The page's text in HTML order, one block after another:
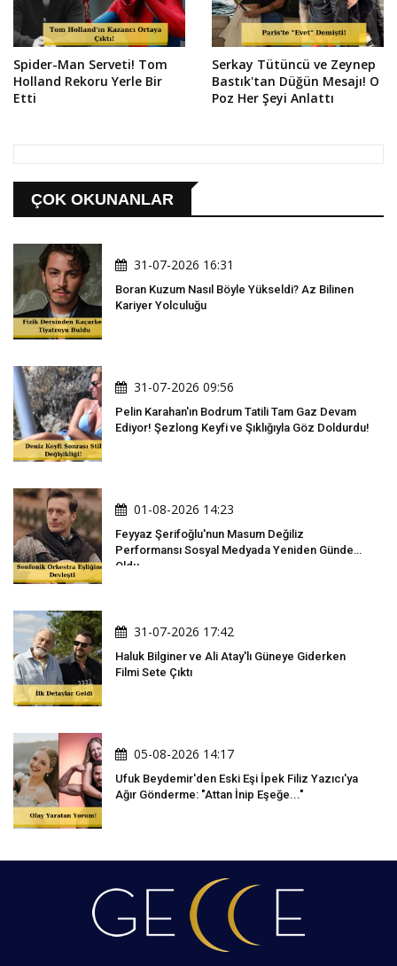
Spider-Man Serveti! Tom
Holland Rekoru Yerle Bir
Etti
Serkay Tütüncü ve Zeynep
Bastık'tan Düğün Mesajı! O
Poz Her Şeyi Anlattı
ÇOK OKUNANLAR
31-07-2026 16:31
Boran Kuzum Nasıl Böyle Yükseldi? Az Bilinen
Kariyer Yolculuğu
31-07-2026 09:56
Pelin Karahan'ın Bodrum Tatili Tam Gaz Devam
Ediyor! Şezlong Keyfi ve Şıklığıyla Göz Doldurdu!
01-08-2026 14:23
Feyyaz Şerifoğlu'nun Masum Değiliz
Performansı Sosyal Medyada Yeniden Gündem
Oldu
31-07-2026 17:42
Haluk Bilginer ve Ali Atay'lı Güneye Giderken
Filmi Sete Çıktı
05-08-2026 14:17
Ufuk Beydemir'den Eski Eşi İpek Filiz Yazıcı'ya
Ağır Gönderme: "Attan İnip Eşeğe..."